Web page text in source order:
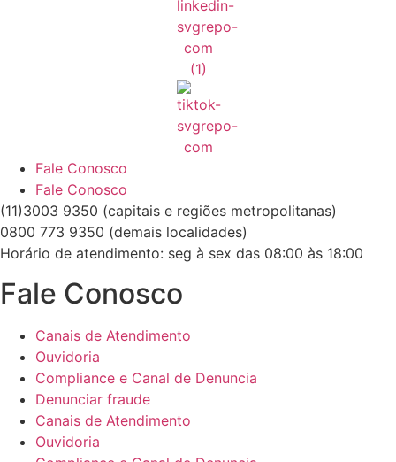
Fale Conosco
Fale Conosco
(11)3003 9350 (capitais e regiões metropolitanas)
0800 773 9350 (demais localidades)
Horário de atendimento: seg à sex das 08:00 às 18:00
Fale Conosco
Canais de Atendimento
Ouvidoria
Compliance e Canal de Denuncia
Denunciar fraude
Canais de Atendimento
Ouvidoria